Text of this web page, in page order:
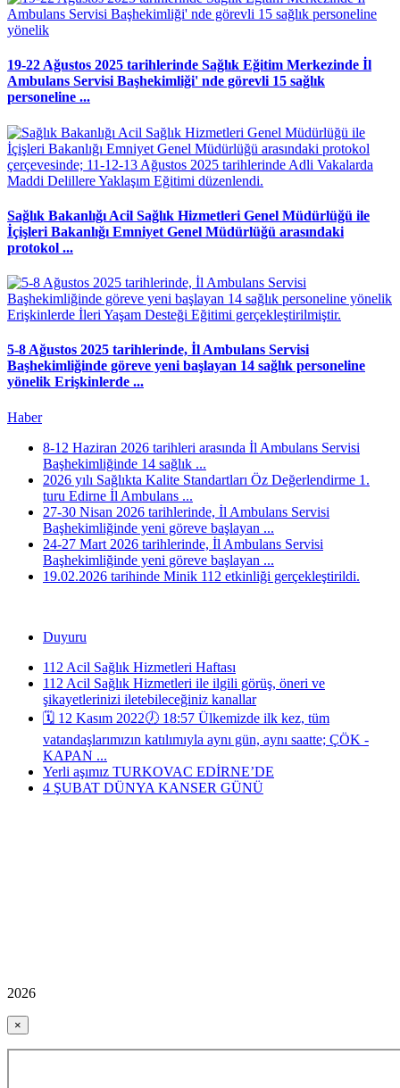
19-22 Ağustos 2025 tarihlerinde Sağlık Eğitim Merkezinde İl
Ambulans Servisi Başhekimliği' nde görevli 15 sağlık
personeline ...
Sağlık Bakanlığı Acil Sağlık Hizmetleri Genel Müdürlüğü ile
İçişleri Bakanlığı Emniyet Genel Müdürlüğü arasındaki
protokol ...
5-8 Ağustos 2025 tarihlerinde, İl Ambulans Servisi
Başhekimliğinde göreve yeni başlayan 14 sağlık personeline
yönelik Erişkinlerde ...
Haber
8-12 Haziran 2026 tarihleri arasında İl Ambulans Servisi
Başhekimliğinde 14 sağlık ...
2026 yılı Sağlıkta Kalite Standartları Öz Değerlendirme 1.
turu Edirne İl Ambulans ...
27-30 Nisan 2026 tarihlerinde, İl Ambulans Servisi
Başhekimliğinde yeni göreve başlayan ...
24-27 Mart 2026 tarihlerinde, İl Ambulans Servisi
Başhekimliğinde yeni göreve başlayan ...
19.02.2026 tarihinde Minik 112 etkinliği gerçekleştirildi.
Duyuru
112 Acil Sağlık Hizmetleri Haftası
112 Acil Sağlık Hizmetleri ile ilgili görüş, öneri ve
şikayetlerinizi iletebileceğiniz kanallar
🗓️ 12 Kasım 2022🕖 18:57 Ülkemizde ilk kez, tüm
vatandaşlarımızın katılımıyla aynı gün, aynı saatte; ÇÖK -
KAPAN ...
Yerli aşımız TURKOVAC EDİRNE’DE
4 ŞUBAT DÜNYA KANSER GÜNÜ
2026
×